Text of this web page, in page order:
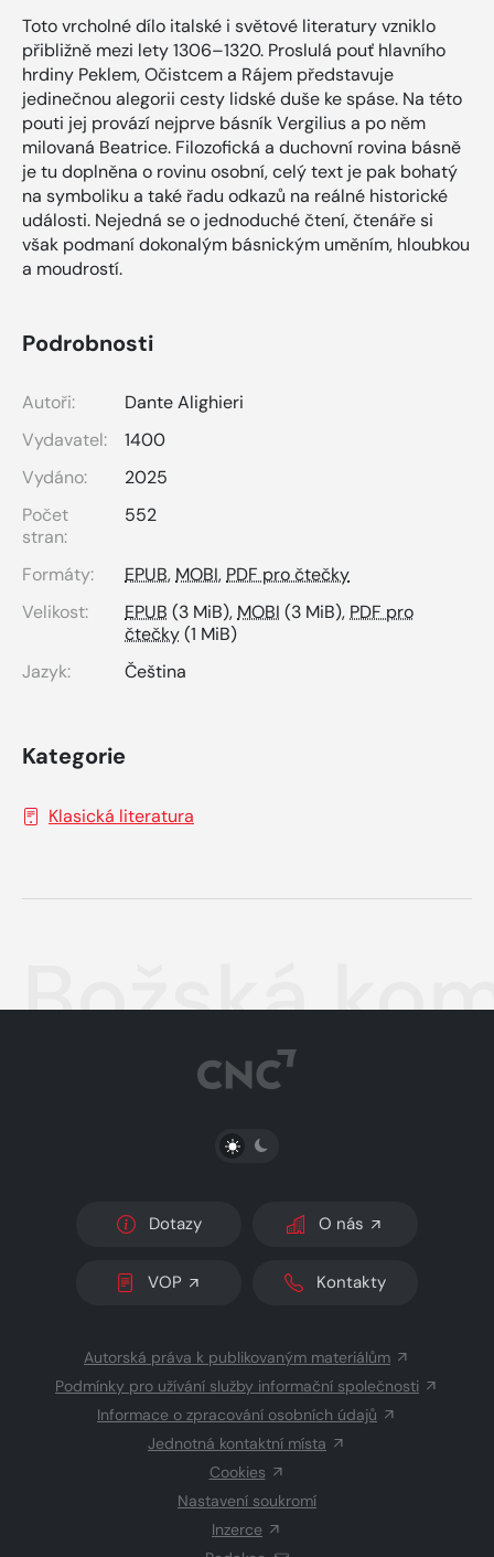
Toto vrcholné dílo italské i světové literatury vzniklo
přibližně mezi lety 1306–1320. Proslulá pouť hlavního
hrdiny Peklem, Očistcem a Rájem představuje
jedinečnou alegorii cesty lidské duše ke spáse. Na této
pouti jej provází nejprve básník Vergilius a po něm
milovaná Beatrice. Filozofická a duchovní rovina básně
je tu doplněna o rovinu osobní, celý text je pak bohatý
na symboliku a také řadu odkazů na reálné historické
události. Nejedná se o jednoduché čtení, čtenáře si
však podmaní dokonalým básnickým uměním, hloubkou
a moudrostí.
Podrobnosti
Autoři:
Dante Alighieri
Vydavatel:
1400
Vydáno:
2025
Počet
stran:
552
Formáty: EPUB,MOBI,PDF pro čtečky
Velikost:
EPUB (3 MiB),MOBI (3 MiB),PDF pro
čtečky(1 MiB)
Jazyk:
Čeština
Kategorie
Klasická literatura
Božská
PŘEPNOUT SVĚTLÝ/TMAVÝ REŽIM
Dotazy O nás
VOP Kontakty
Autorská práva k publikovaným materiálům
Podmínky pro užívání služby informační společnosti
Informace o zpracování osobních údajů
Jednotná kontaktní místa
Cookies
Nastavení soukromí
Inzerce